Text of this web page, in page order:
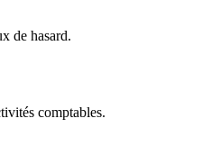
de hasard.
comptables.